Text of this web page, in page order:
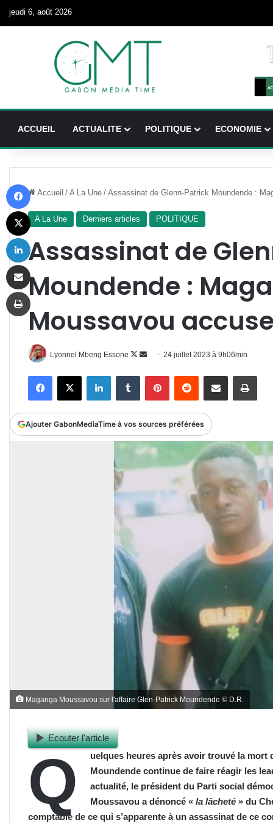
jeudi 6, août 2026
ACCUEIL ACTUALITE POLITIQUE ECONOMIE
Accueil / A La Une / Assassinat de Glenn-Patrick Moundende :
A La Une Derniers articles POLITIQUE
Assassinat de
Moundende :
Moussavou
Lyonnel Mbeng Essone
Follow
Envoyer
courriel
24 juillet 2023 à 9h06min
FacebookX LinkedinTumblr PinterestReddit Partager par email
Ajouter GabonMediaTime à vos sources préférées
Maganga Moussavou sur l'affaire Glen-Patrick Moundende © D.R.
Ecouter l'article
Q
uelques heures après avoir trouvé la mort
Moundende continue de faire réagir les
actualité, le président du Parti social
Moussavou a dénoncé « la lâcheté » du
comptable de ce qui s’apparente à un assassinat de ce
X
Imprimer